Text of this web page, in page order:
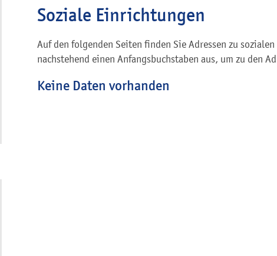
Soziale Einrichtungen
Auf den folgenden Seiten finden Sie Adressen zu
nachstehend einen Anfangsbuchstaben aus, um zu den
Keine Daten vorhanden